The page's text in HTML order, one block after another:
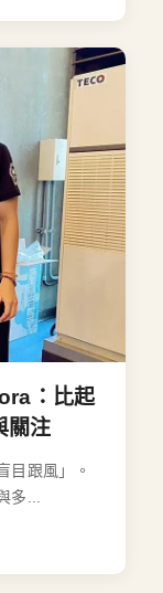
：比起
關注
目跟風」。
多...